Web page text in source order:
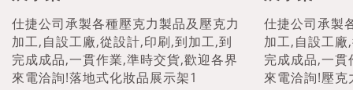
仕捷公司承製各種壓克力製品及壓克力
加工,自設工廠,從設計,印刷,到加工,到
完成成品,一貫作業,準時交貨,歡迎各界
來電洽詢!落地式化妝品展示架1
仕捷公司承製
加工,自設工
完成成品,一
來電洽詢!壓克